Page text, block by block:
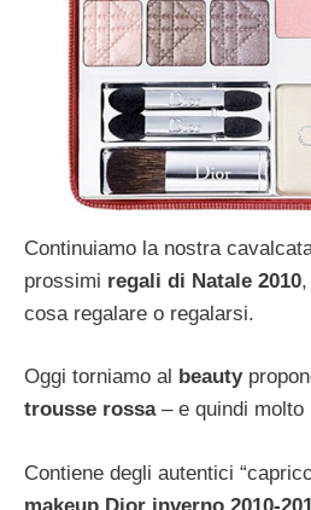
Continuiamo la nostra
prossimi regali di Natale 2010
cosa regalare o regalarsi.
Oggi torniamo al beauty
trousse rossa– e quindi molto
Contiene degli autentici